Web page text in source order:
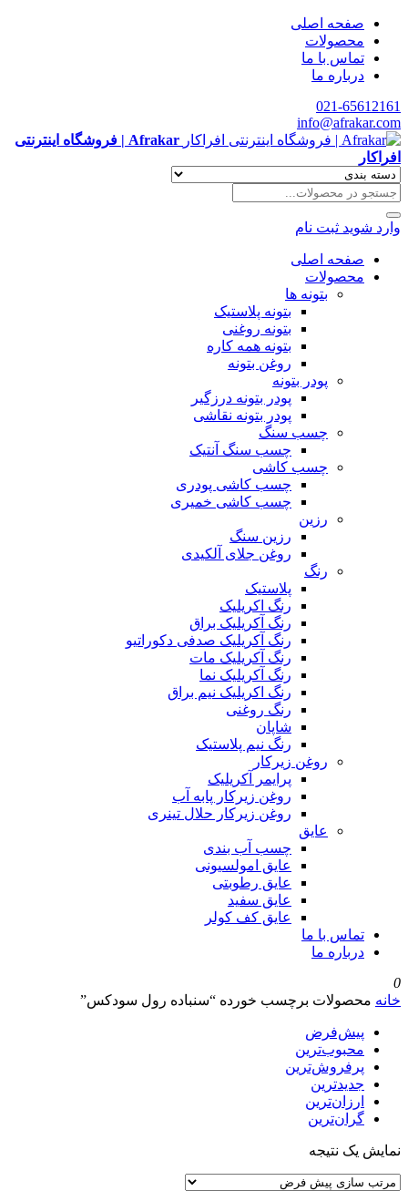
صفحه اصلی
محصولات
تماس با ما
درباره ما
021-65612161
info@afrakar.com
Afrakar | فروشگاه اینترنتی
افراکار
وارد شوید ثبت نام
صفحه اصلی
محصولات
بتونه ها
بتونه پلاستیک
بتونه روغنی
بتونه همه کاره
روغن بتونه
پودر بتونه
پودر بتونه درزگیر
پودر بتونه نقاشی
چسب سنگ
چسب سنگ آنتیک
چسب کاشی
چسب کاشی پودری
چسب کاشی خمیری
رزین
رزین سنگ
روغن جلای آلکیدی
رنگ
پلاستیک
رنگ اکریلیک
رنگ آکریلیک براق
رنگ آکریلیک صدفی دکوراتیو
رنگ آکریلیک مات
رنگ آکریلیک نما
رنگ اکریلیک نیم براق
رنگ روغنی
شاپان
رنگ نیم پلاستیک
روغن زیرکار
پرایمر آکریلیک
روغن زیرکار پابه آب
روغن زیرکار حلال تینری
عایق
چسب آب بندی
عایق امولسیونی
عایق رطوبتی
عایق سفید
عایق کف کولر
تماس با ما
درباره ما
0
خانه محصولات برچسب خورده “سنباده رول سودکس”
پیش‌فرض
محبوب‌ترین
پرفروش‌ترین
جدیدترین
ارزان‌ترین
گران‌ترین
نمایش یک نتیجه